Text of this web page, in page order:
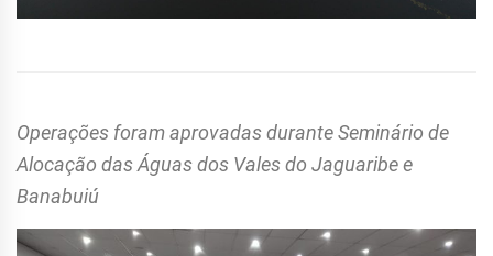
Operações foram aprovadas durante Seminário de
Alocação das Águas dos Vales do Jaguaribe e
Banabuiú